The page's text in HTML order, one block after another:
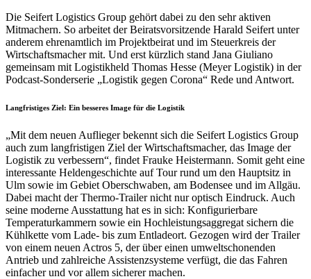
Die Seifert Logistics Group gehört dabei zu den sehr aktiven
Mitmachern. So arbeitet der Beiratsvorsitzende Harald Seifert unter
anderem ehrenamtlich im Projektbeirat und im Steuerkreis der
Wirtschaftsmacher mit. Und erst kürzlich stand Jana Giuliano
gemeinsam mit Logistikheld Thomas Hesse (Meyer Logistik) in der
Podcast-Sonderserie „Logistik gegen Corona“ Rede und Antwort.
Langfristiges Ziel: Ein besseres Image für die Logistik
„Mit dem neuen Auflieger bekennt sich die Seifert Logistics Group
auch zum langfristigen Ziel der Wirtschaftsmacher, das Image der
Logistik zu verbessern“, findet Frauke Heistermann. Somit geht eine
interessante Heldengeschichte auf Tour rund um den Hauptsitz in
Ulm sowie im Gebiet Oberschwaben, am Bodensee und im Allgäu.
Dabei macht der Thermo-Trailer nicht nur optisch Eindruck. Auch
seine moderne Ausstattung hat es in sich: Konfigurierbare
Temperaturkammern sowie ein Hochleistungsaggregat sichern die
Kühlkette vom Lade- bis zum Entladeort. Gezogen wird der Trailer
von einem neuen Actros 5, der über einen umweltschonenden
Antrieb und zahlreiche Assistenzsysteme verfügt, die das Fahren
einfacher und vor allem sicherer machen.